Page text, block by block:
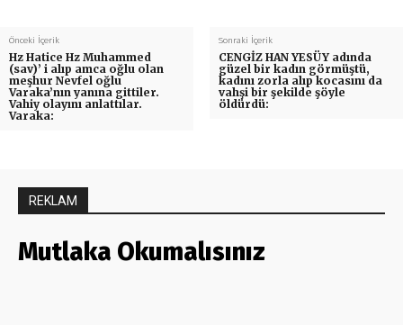
Önceki İçerik
Hz Hatice Hz Muhammed
(sav)’ i alıp amca oğlu olan
meşhur Nevfel oğlu
Varaka’nın yanına gittiler.
Vahiy olayını anlattılar.
Varaka:
Sonraki İçerik
CENGİZ HAN YESÜY adında
güzel bir kadın görmüştü,
kadını zorla alıp kocasını da
vahşi bir şekilde şöyle
öldürdü:
REKLAM
Mutlaka Okumalısınız